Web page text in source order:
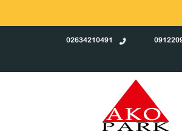
02634210491